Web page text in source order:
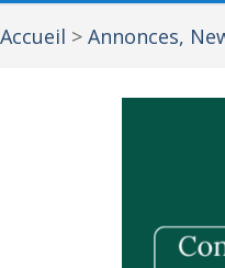
Accueil > Annonces,